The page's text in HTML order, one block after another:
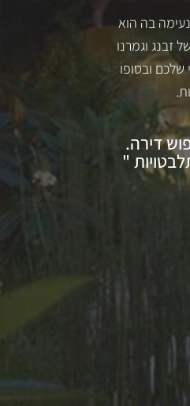
בה הוא
זבנג וגמרנו
ובסופו
דירה.
"